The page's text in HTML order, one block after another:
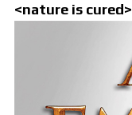
<nature is cured>